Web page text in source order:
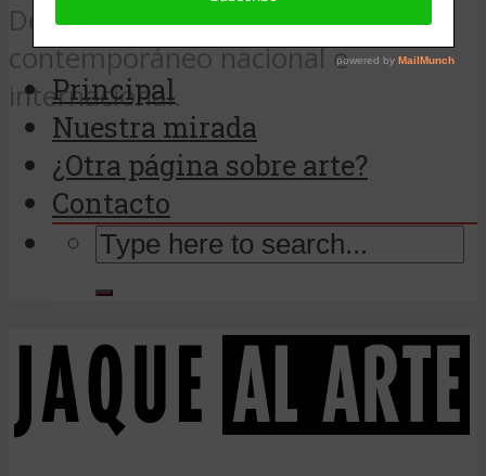
Desde Argentina, noticias de arte
contemporáneo nacional e
internacional.
Principal
Nuestra mirada
¿Otra página sobre arte?
Contacto